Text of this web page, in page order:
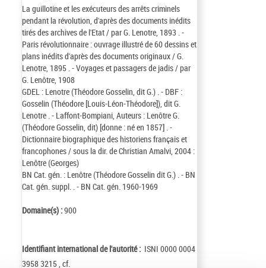
La guillotine et les exécuteurs des arrêts criminels
pendant la révolution, d'après des documents inédits
tirés des archives de l'Etat / par G. Lenotre, 1893 . -
Paris révolutionnaire : ouvrage illustré de 60 dessins et
plans inédits d'après des documents originaux / G.
Lenotre, 1895 . - Voyages et passagers de jadis / par
G. Lenôtre, 1908
GDEL : Lenotre (Théodore Gosselin, dit G.) . - DBF :
Gosselin (Théodore [Louis-Léon-Théodore]), dit G.
Lenotre . - Laffont-Bompiani, Auteurs : Lenôtre G.
(Théodore Gosselin, dit) [donne : né en 1857] . -
Dictionnaire biographique des historiens français et
francophones / sous la dir. de Christian Amalvi, 2004 :
Lenôtre (Georges)
BN Cat. gén. : Lenôtre (Théodore Gosselin dit G.) . - BN
Cat. gén. suppl. . - BN Cat. gén. 1960-1969
Domaine(s) :900
Identifiant international de l'autorité : ISNI 0000 0004
3958 3215 , cf.